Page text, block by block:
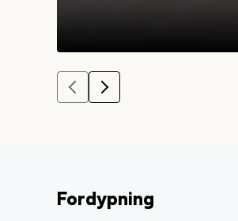
Fordypning